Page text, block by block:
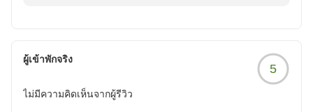
ぜひ次回も、季節ごとに表情を変える庭園と旬の味覚を
ご用意してお迎えいたします。スタッフ一同、またお目
妊婦なので、予約時に伝えておくと、食事の内容も考慮して
お値段を忘れるくらいの設備と接客でとっても良い時間を過
しました。ウェルカムドリンクの柚子のお飲み物もお気
に召していただけたご様子で、旅の始まりのひとときを
お楽しみいただけましたこと、何よりでございます。
ผู้เข้าพักจริง
5
ไม่มีความคิดเห็นจากผู้รีวิว